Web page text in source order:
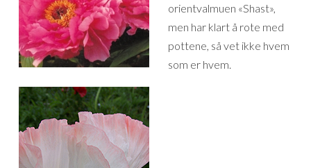
orientvalmuen «Shast»,
men har klart å rote med
pottene, så vet ikke hvem
som er hvem.